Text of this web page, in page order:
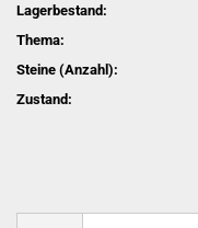
Lagerbestand:
Thema:
Steine (Anzahl):
Zustand: